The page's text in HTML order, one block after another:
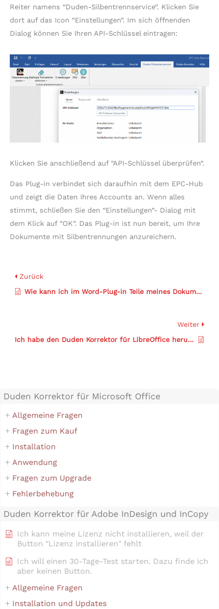
Reiter namens “Duden-Silbentrennservice”. Klicken Sie
dort auf das Icon “Einstellungen”. Im sich öffnenden
Dialog können Sie Ihren API-Schlüssel eintragen:
Klicken Sie anschließend auf “API-Schlüssel überprüfen”.
Das Plug-in verbindet sich daraufhin mit dem EPC-Hub
und zeigt die Daten Ihres Accounts an. Wenn alles
stimmt, schließen Sie den “Einstellungen”- Dialog mit
dem Klick auf “OK”. Das Plug-in ist nun bereit, um Ihre
Dokumente mit Silbentrennungen anzureichern.
Zurück
Wie kann ich im Word-Plug-in Teile meines Dokuments von der Silbentrennung ausschließen?
Weiter
Ich habe den Duden Korrektor für LibreOffice heruntergeladen. Wie installiere ich ihn?
Duden Korrektor für Microsoft Office
Allgemeine Fragen
Fragen zum Kauf
Installation
Anwendung
Fragen zum Upgrade
Fehlerbehebung
Duden Korrektor für Adobe InDesign und InCopy
Ich kann meine Lizenz nicht installieren, weil der
Button "Lizenz installieren" fehlt
Ich will einen 30-Tage-Test starten. Dazu finde ich
aber keinen Button.
Allgemeine Fragen
Installation und Updates